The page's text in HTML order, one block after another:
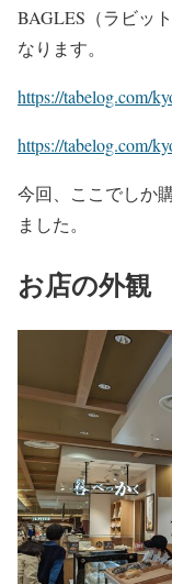
BAGLES（ラビッ
なります。
https://tabelog.com/
https://tabelog.com/
今回、ここでしか
ました。
お店の外観